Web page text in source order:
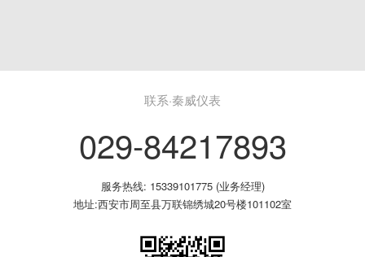
联系·秦威仪表
029-84217893
服务热线: 15339101775 (业务经理)
地址:西安市周至县万联锦绣城20号楼101102室